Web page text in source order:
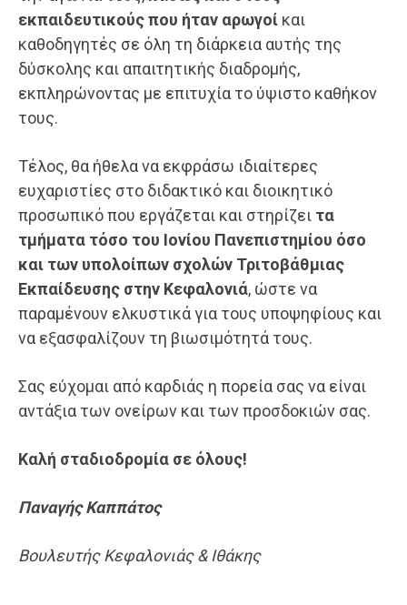
εκπαιδευτικούς που ήταν αρωγοί και
καθοδηγητές σε όλη τη διάρκεια αυτής της
δύσκολης και απαιτητικής διαδρομής,
εκπληρώνοντας με επιτυχία το ύψιστο καθήκον
τους.
Τέλος, θα ήθελα να εκφράσω ιδιαίτερες
ευχαριστίες στο διδακτικό και διοικητικό
προσωπικό που εργάζεται και στηρίζει τα
τμήματα τόσο του Ιονίου Πανεπιστημίου όσο
και των υπολοίπων σχολών Τριτοβάθμιας
Εκπαίδευσης στην Κεφαλονιά, ώστε να
παραμένουν ελκυστικά για τους υποψηφίους και
να εξασφαλίζουν τη βιωσιμότητά τους.
Σας εύχομαι από καρδιάς η πορεία σας να είναι
αντάξια των ονείρων και των προσδοκιών σας.
Καλή σταδιοδρομία σε όλους!
ΠαναγήςΚαππάτος
Βουλευτής Κεφαλονιάς & Ιθάκης